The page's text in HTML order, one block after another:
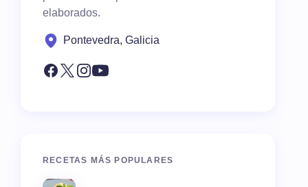
elaborados.
Pontevedra, Galicia
RECETAS MÁS POPULARES